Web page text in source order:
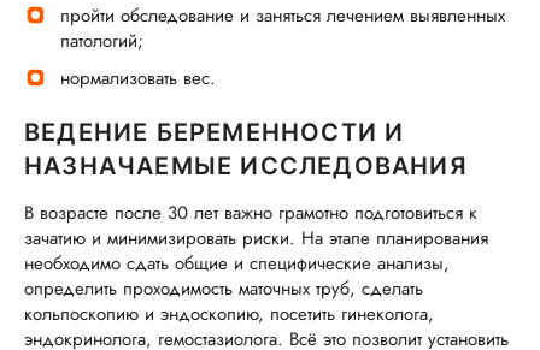
пройти обследование и заняться лечением выявленных
патологий;
нормализовать вес.
ВЕДЕНИЕ БЕРЕМЕННОСТИ И
НАЗНАЧАЕМЫЕ ИССЛЕДОВАНИЯ
В возрасте после 30 лет важно грамотно подготовиться к
зачатию и минимизировать риски. На этапе планирования
необходимо сдать общие и специфические анализы,
определить проходимость маточных труб, сделать
кольпоскопию и эндоскопию, посетить гинеколога,
эндокринолога, гемостазиолога. Всё это позволит установить